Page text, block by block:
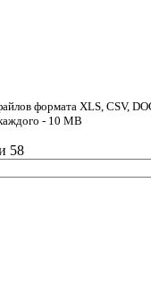
формата XLS, CSV,
- 10 MB
58